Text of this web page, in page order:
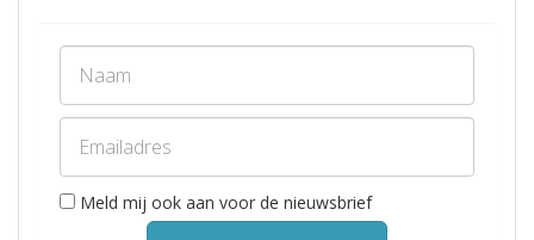
Meld mij ook aan voor de nieuwsbrief